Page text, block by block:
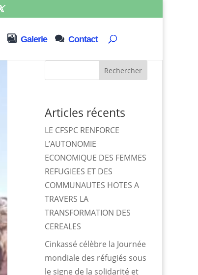
Galerie Contact
Rechercher
Articles récents
LE CFSPC RENFORCE
L’AUTONOMIE
ECONOMIQUE DES FEMMES
REFUGIEES ET DES
COMMUNAUTES HOTES A
TRAVERS LA
TRANSFORMATION DES
CEREALES
Cinkassé célèbre la Journée
mondiale des réfugiés sous
le signe de la solidarité et